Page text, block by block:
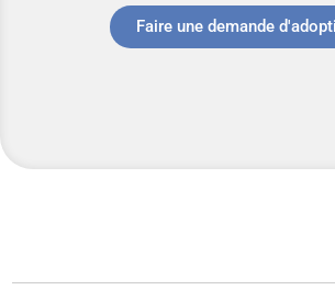
Faire une demande